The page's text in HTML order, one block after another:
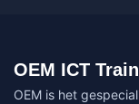
OEM ICT
OEM is het